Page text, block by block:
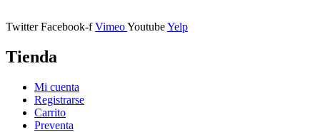
Twitter Facebook-f VimeoYoutubeYelp
Tienda
Mi cuenta
Registrarse
Carrito
Preventa